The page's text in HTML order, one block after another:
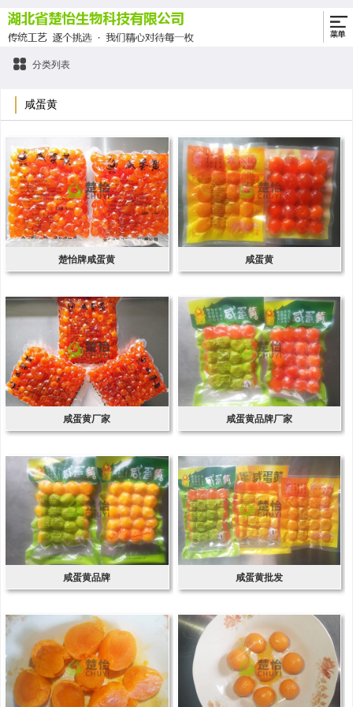
分类列表
咸蛋黄
楚怡牌咸蛋黄 咸蛋黄
咸蛋黄厂家 咸蛋黄品牌厂家
咸蛋黄品牌 咸蛋黄批发